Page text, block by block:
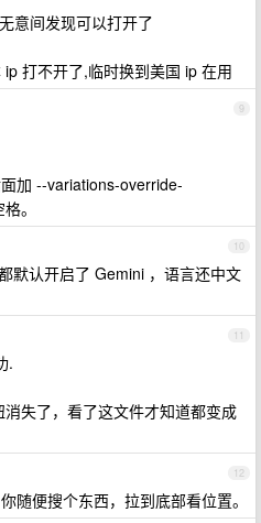
意间发现可以打开了
打不开了,临时换到美国 ip 在用
9
加 --variations-override-
。
10
默认开启了 Gemini ，语言还中文
11
.
失了，看了这文件才知道都变成
12
随便搜个东西，拉到底部看位置。